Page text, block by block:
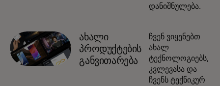
დანიშნულება.
ახალი
პროდუქტების
განვითარება
ჩვენ ვიყენებთ
ახალ
ტექნოლოგიებს,
კვლევასა და
ჩვენს ტექნიკურ